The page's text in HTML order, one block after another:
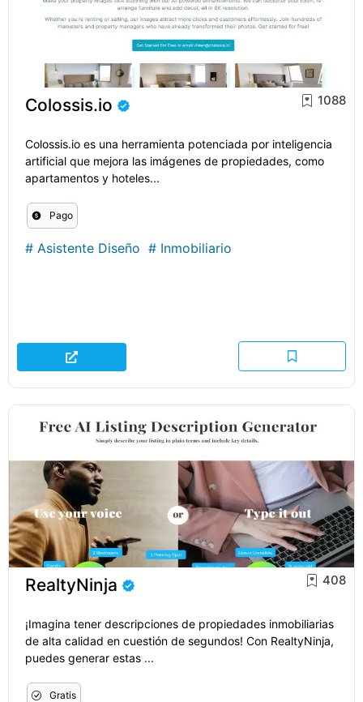
Colossis.io 1088
Colossis.io es una herramienta potenciada por inteligencia
artificial que mejora las imágenes de propiedades, como
apartamentos y hoteles...
Pago
# Asistente Diseño # Inmobiliario
RealtyNinja 408
¡Imagina tener descripciones de propiedades inmobiliarias
de alta calidad en cuestión de segundos! Con RealtyNinja,
puedes generar estas ...
Gratis